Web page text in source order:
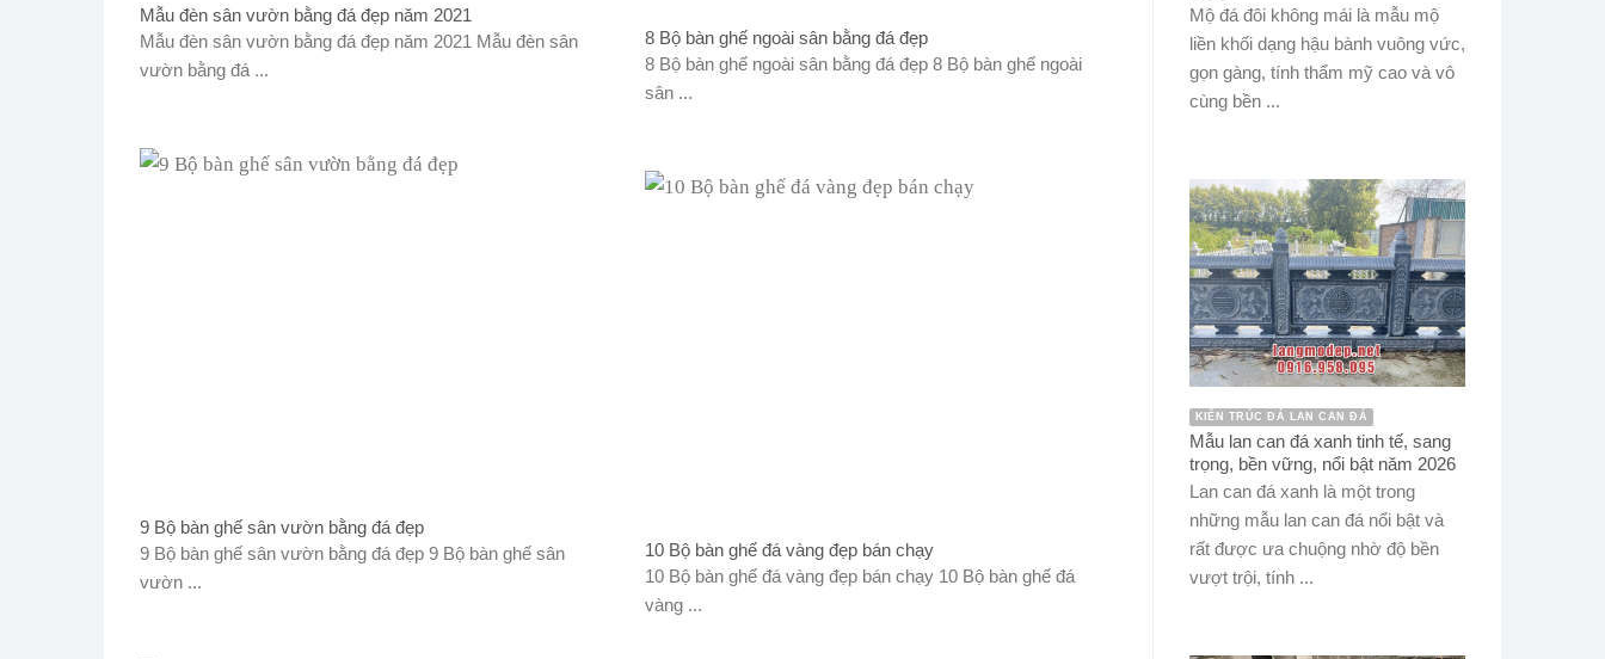
Mẫu đèn sân vườn bằng đá đẹp năm 2021
Mẫu đèn sân vườn bằng đá đẹp năm 2021 Mẫu đèn sân
vườn bằng đá ...
8 Bộ bàn ghế ngoài sân bằng đá đẹp
8 Bộ bàn ghế ngoài sân bằng đá đẹp 8 Bộ bàn ghế ngoài
sân ...
9 Bộ bàn ghế sân vườn bằng đá đẹp
9 Bộ bàn ghế sân vườn bằng đá đẹp 9 Bộ bàn ghế sân
vườn ...
10 Bộ bàn ghế đá vàng đẹp bán chạy
10 Bộ bàn ghế đá vàng đẹp bán chạy 10 Bộ bàn ghế đá
vàng ...
Mộ đá đôi không mái là mẫu mộ
liền khối dạng hậu bành vuông vức,
gọn gàng, tính thẩm mỹ cao và vô
cùng bền ...
KIẾN TRÚC ĐÁ LAN CAN ĐÁ
Mẫu lan can đá xanh tinh tế, sang
trọng, bền vững, nổi bật năm 2026
Lan can đá xanh là một trong
những mẫu lan can đá nổi bật và
rất được ưa chuộng nhờ độ bền
vượt trội, tính ...